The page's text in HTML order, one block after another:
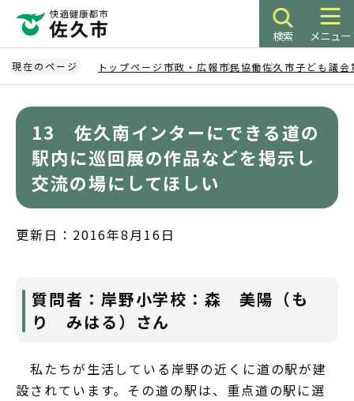
ペ
ー
ジ
検索 メニュー
現在のページ トップページ 市政・広報市民協働佐久市子ども議会
13 佐久南インターにできる道の
駅内に巡回展の作品などを掲示し
交流の場にしてほしい
更新日：2016年8月16日
質問者：岸野小学校：森 美陽（も
り みはる）さん
私たちが生活している岸野の近くに道の駅が建
設されています。その道の駅は、重点道の駅に選